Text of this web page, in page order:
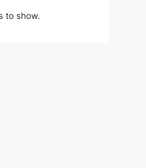
to show.